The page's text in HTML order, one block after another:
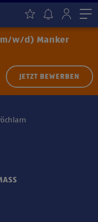
w/d) Manker
JETZT BEWERBEN